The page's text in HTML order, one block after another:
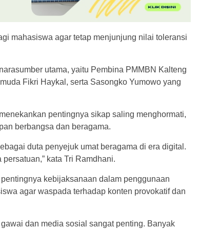
mahasiswa agar tetap menjunjung nilai toleransi
utama, yaitu Pembina PMMBN Kalteng
Fikri Haykal, serta Sasongko Yumowo yang
pentingnya sikap saling menghormati,
berbangsa dan beragama.
duta penyejuk umat beragama di era digital.
kata Tri Ramdhani.
kebijaksanaan dalam penggunaan
agar waspada terhadap konten provokatif dan
dan media sosial sangat penting. Banyak